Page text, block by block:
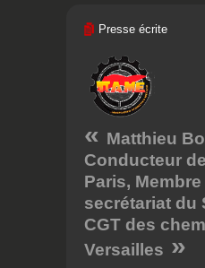
Presse écrite
Matthieu
Conducteur
Paris,
secrétariat du
CGT des
Versailles